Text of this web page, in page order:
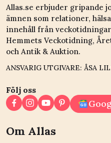
Allas.se erbjuder gripande
ämnen som relationer,
innehåll från
Hemmets Veckotidning,
och Antik & Auktion.
ANSVARIG UTGIVARE: ÅSA
Följ oss
Om Allas